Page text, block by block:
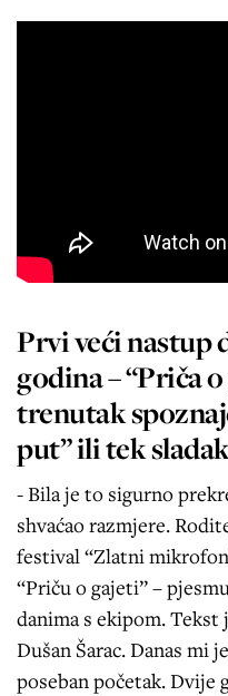
Prvi veći nastup
godina – “Priča
trenutak
put” ili tek
- Bila je to sigurno
shvaćao razmjere.
festival “Zlatni
“Priču o gajeti” –
danima s ekipom. Tekst
Dušan Šarac. Danas mi
poseban početak. Dvije